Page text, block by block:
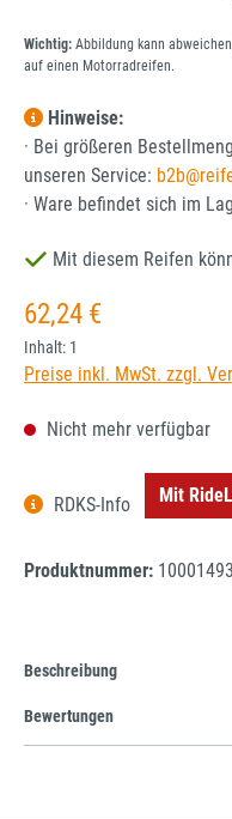
Wichtig: Abbildung kann
auf einen Motorradreifen.
Hinweise:
· Bei größeren
unseren Service:
· Ware befindet sich im
Mit diesem Reifen
Regulärer Preis:
62,24 €
Inhalt: 1
Preise inkl. MwSt. zzgl.
Nicht mehr verfügbar
RDKS-Info Mit
Produktnummer:
Beschreibung
Bewertungen